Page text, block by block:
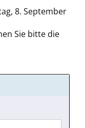
8. September
Sie bitte die